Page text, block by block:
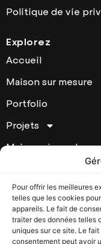
Pour offrir les meilleures
telles que les cookies
appareils. Le fait de
traiter des données telles
uniques sur ce site. Le
consentement peut avoir
Politique de vie
Explorez
Accueil
Maison sur mesure
Portfolio
Projets
Maisons à vendre
Contact
Contactez
17295 chemin